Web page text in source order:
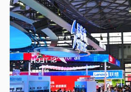
부스를 차렸다. 전시장에는 마이크로칩, 각종
(IoT)에 이르기까지 수백 개의 제품들로 가득
2024 현장에서 핵심 트렌드를 정리했다. 👉 1
산업의 미래... '레드 테크'는 멈추지 않는다